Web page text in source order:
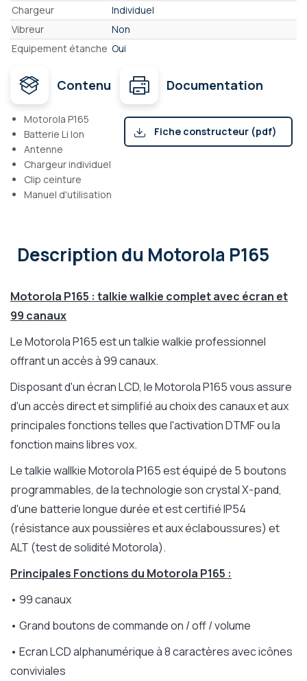
Chargeur
Individuel
Vibreur
Non
Equipement étanche Oui
Contenu
Motorola P165
Batterie Li Ion
Antenne
Chargeur individuel
Clip ceinture
Manuel d'utilisation
Documentation
Fiche constructeur (pdf)
Description du Motorola P165
Motorola P165 : talkie walkie complet avec écran et
99 canaux
Le Motorola P165 est un talkie walkie professionnel
offrant un accès à 99 canaux.
Disposant d'un écran LCD, le Motorola P165 vous assure
d'un accès direct et simplifié au choix des canaux et aux
principales fonctions telles que l'activation DTMF ou la
fonction mains libres vox.
Le talkie wallkie Motorola P165 est équipé de 5 boutons
programmables, de la technologie son crystal X-pand,
d'une batterie longue durée et est certifié IP54
(résistance aux poussières et aux éclaboussures) et
ALT (test de solidité Motorola).
Principales Fonctions du Motorola P165 :
• 99 canaux
• Grand boutons de commande on / off / volume
• Ecran LCD alphanumérique à 8 caractères avec icônes
conviviales